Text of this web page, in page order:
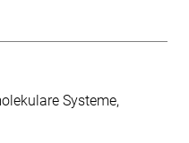
Systeme